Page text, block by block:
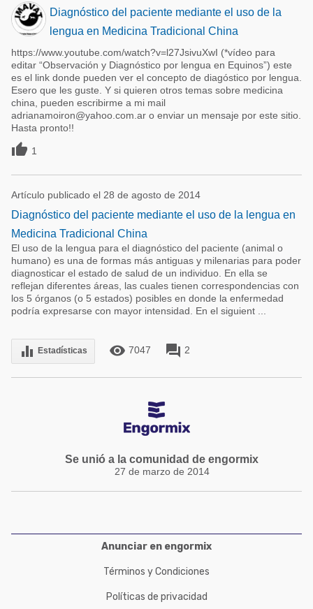
Diagnóstico del paciente mediante el uso de la
lengua en Medicina Tradicional China
https://www.youtube.com/watch?v=l27JsivuXwI (*vídeo para
editar “Observación y Diagnóstico por lengua en Equinos”) este
es el link donde pueden ver el concepto de diagóstico por lengua.
Esero que les guste. Y si quieren otros temas sobre medicina
china, pueden escribirme a mi mail
adrianamoiron@yahoo.com.ar o enviar un mensaje por este sitio.
Hasta pronto!!
 1
Artículo publicado el 28 de agosto de 2014
Diagnóstico del paciente mediante el uso de la lengua en
Medicina Tradicional China
El uso de la lengua para el diagnóstico del paciente (animal o
humano) es una de formas más antiguas y milenarias para poder
diagnosticar el estado de salud de un individuo. En ella se
reflejan diferentes áreas, las cuales tienen correspondencias con
los 5 órganos (o 5 estados) posibles en donde la enfermedad
podría expresarse con mayor intensidad. En el siguient ...
equalizer Estadísticas remove_red_eye 7047 forum 2
Se unió a la comunidad de engormix
27 de marzo de 2014
Anunciar en engormix
Términos y Condiciones
Políticas de privacidad